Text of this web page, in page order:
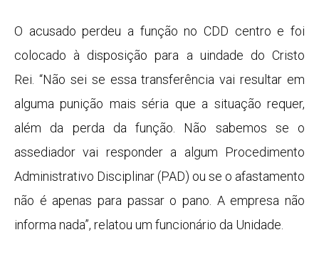
O acusado perdeu a função no CDD centro e foi
colocado à disposição para a uindade do Cristo
Rei. “Não sei se essa transferência vai resultar em
alguma punição mais séria que a situação requer,
além da perda da função. Não sabemos se o
assediador vai responder a algum Procedimento
Administrativo Disciplinar (PAD) ou se o afastamento
não é apenas para passar o pano. A empresa não
informa nada”, relatou um funcionário da Unidade.